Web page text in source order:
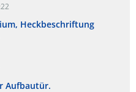
Heckbeschriftung
Aufbautür.